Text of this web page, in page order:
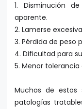
1. Disminución
aparente.
2. Lamerse
3. Pérdida de peso
4. Dificultad para
5. Menor
Muchos de estos
patologías